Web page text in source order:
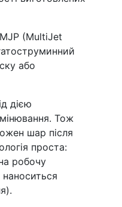
(MultiJet
або
дією
Тож
шар після
проста:
робочу